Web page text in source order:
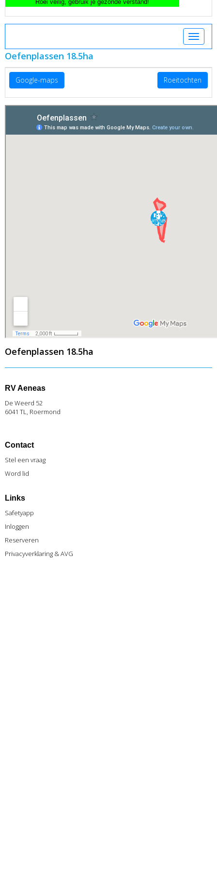
Toggle
Oefenplassen 18.5ha
Google-maps Roeitochten
Oefenplassen 18.5ha
RV Aeneas
De Weerd 52
6041 TL, Roermond
Contact
Stel een vraag
Word lid
Links
Safetyapp
Inloggen
Reserveren
Privacyverklaring & AVG